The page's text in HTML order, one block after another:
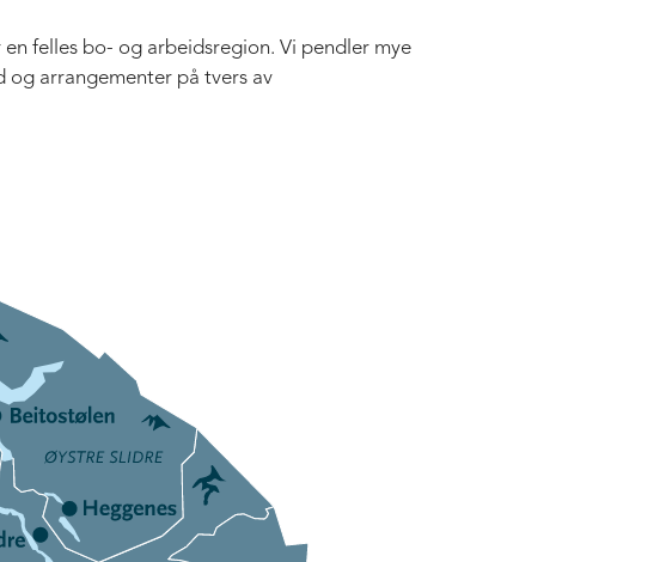
felles bo- og arbeidsregion. Vi pendler mye
og arrangementer på tvers av